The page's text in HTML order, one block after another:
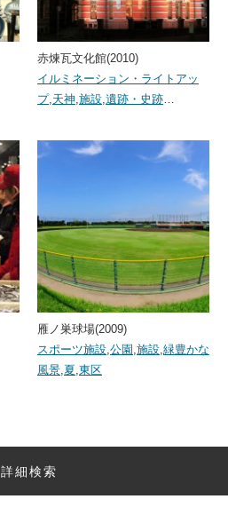
赤煉瓦文化館(2010)
イルミネーション・ライトアッ
プ,天神,施設,遺跡・史跡…
雁ノ巣球場(2009)
スポーツ施設,公園 ,施設,緑豊かな
風景,夏,東区
詳細検索